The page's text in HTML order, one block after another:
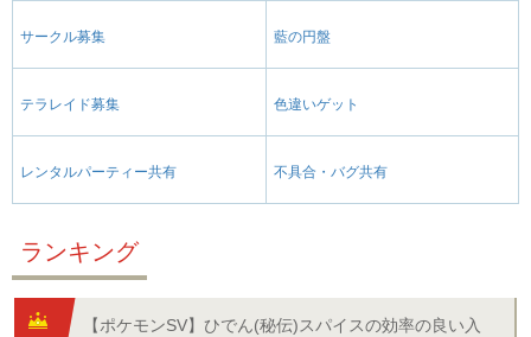
サークル募集 藍の円盤
テラレイド募集 色違いゲット
レンタルパーティー共有 不具合・バグ共有
ランキング
【ポケモンSV】ひでん(秘伝)スパイスの効率の良い入